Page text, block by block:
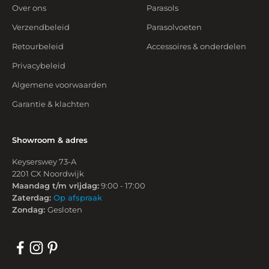
Over ons
Verzendbeleid
Retourbeleid
Privacybeleid
Algemene voorwaarden
Garantie & klachten
Parasols
Parasolvoeten
Accessoires & onderdelen
Showroom & adres
Keyserswey 73-A
2201 CX Noordwijk
Maandag t/m vrijdag:9:00 - 17:00
Zaterdag: Op afspraak
Zondag: Gesloten